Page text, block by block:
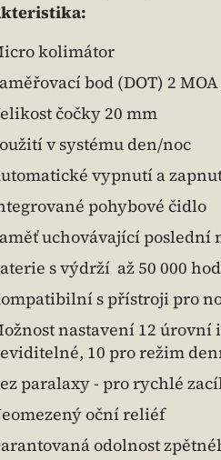
kolimátor
bod (DOT) 2
čočky 20 mm
v systému den/noc
vypnutí a
pohybové čidlo
uchovávající
s výdrží až 50 000
s přístroji pro
nastavení 12
10 pro režim
paralaxy - pro rychlé
oční reliéf
odolnost